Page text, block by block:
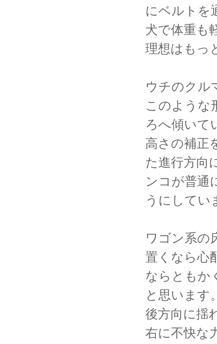
にベルトを
犬で体重も
理想はもっ
ウチのクル
このような
ろへ傾いて
高さの補正
た進行方向
ンコが普通
うにしてい
ワゴン系の
置くなら心
ならともか
と思います
後方向に揺
右に不快な